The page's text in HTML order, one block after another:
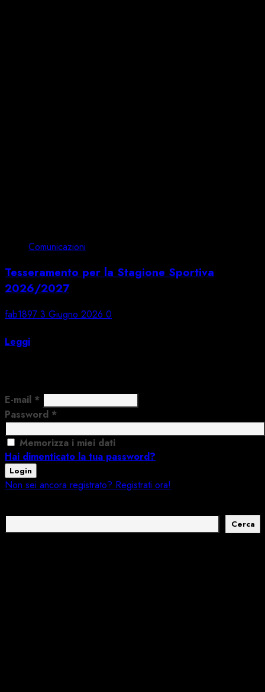
Comunicazioni
Tesseramento per la Stagione Sportiva
2026/2027
fab1897 3 Giugno 2026 0
Leggi
E-mail *
Password *
Memorizza i miei dati
Hai dimenticato la tua password?
Login
Non sei ancora registrato? Registrati ora!
Cerca